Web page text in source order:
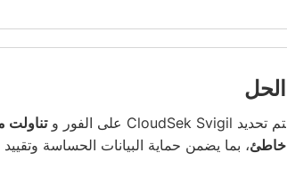
الحل
تم تحديد CloudSek Svigil على الفور و
خاطئ، بما يضمن حماية البيانات الحساسة وتقييد